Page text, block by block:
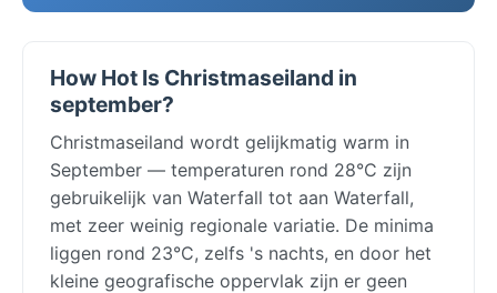
How Hot Is Christmaseiland in
september?
Christmaseiland wordt gelijkmatig warm in
September — temperaturen rond 28°C zijn
gebruikelijk van Waterfall tot aan Waterfall,
met zeer weinig regionale variatie. De minima
liggen rond 23°C, zelfs 's nachts, en door het
kleine geografische oppervlak zijn er geen